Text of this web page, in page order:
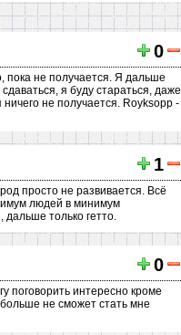
0
пока не получается. Я дальше
я буду стараться, даже
не получается. Royksopp -
1
просто не развивается. Всё
людей в минимум
только гетто.
0
поговорить интересно кроме
не сможет стать мне